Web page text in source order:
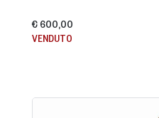
€ 600,00
VENDUTO